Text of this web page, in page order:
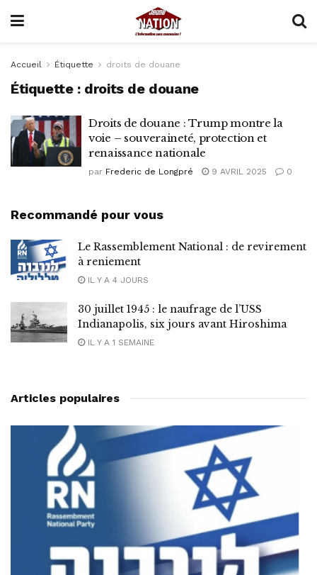
Accueil Étiquette droits de douane
Étiquette : droits de douane
Droits de douane : Trump montre la
voie – souveraineté, protection et
renaissance nationale
par Frederic de Longpré 9 AVRIL 2025 0
Recommandé pour vous
Le Rassemblement National : de revirement
à reniement
IL Y A 4 JOURS
30 juillet 1945 : le naufrage de l’USS
Indianapolis, six jours avant Hiroshima
IL Y A 1 SEMAINE
Articles populaires